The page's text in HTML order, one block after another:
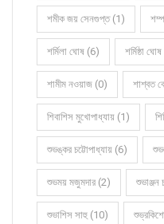
শমীক জয় সেনগুপ্ত (1)
শর্মিলা ঘোষ (6) শর্মিষ্ঠা
শামীম নওয়াজ (0) শাশ্বত
শিবাশিস মুখোপাধ্যায় (1)
শুভঙ্কর চট্টোপাধ্যায় (6)
শুভময় মজুমদার (2) শুভাঞ্জন
শুভাশিস সাহু (10)